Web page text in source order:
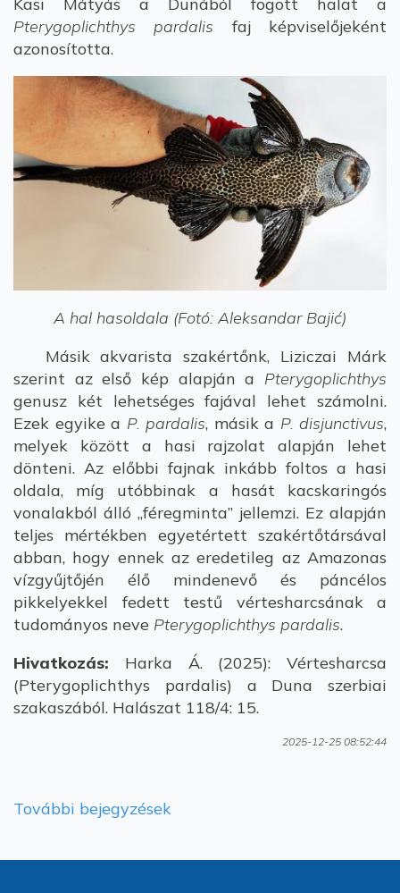
Pterygoplichthys pardalis faj képviselőjeként
azonosította.
A hal hasoldala (Fotó: Aleksandar Bajić)
Másik akvarista szakértőnk, Liziczai Márk
szerint az első kép alapján a Pterygoplichthys
genusz két lehetséges fajával lehet számolni.
Ezek egyike a P. pardalis, másik a P. disjunctivus,
melyek között a hasi rajzolat alapján lehet
dönteni. Az előbbi fajnak inkább foltos a hasi
oldala, míg utóbbinak a hasát kacskaringós
vonalakból álló „féregminta” jellemzi. Ez alapján
teljes mértékben egyetértett szakértőtársával
abban, hogy ennek az eredetileg az Amazonas
vízgyűjtőjén élő mindenevő és páncélos
pikkelyekkel fedett testű vértesharcsának a
tudományos neve Pterygoplichthys pardalis.
Hivatkozás: Harka Á. (2025): Vértesharcsa
(Pterygoplichthys pardalis) a Duna szerbiai
szakaszából. Halászat 118/4: 15.
2025-12-25 08:52:44
További bejegyzések